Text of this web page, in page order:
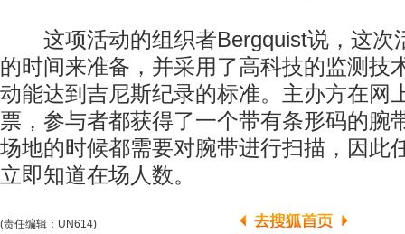
这项活动的组织者Bergquist说，这次
的时间来准备，并采用了高科技的监测技
动能达到吉尼斯纪录的标准。主办方在网
票，参与者都获得了一个带有条形码的腕
场地的时候都需要对腕带进行扫描，因此
立即知道在场人数。
(责任编辑：UN614)